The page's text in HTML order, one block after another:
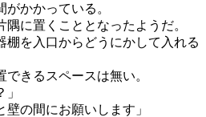
かかっている。
に置くこととなったようだ。
棚を入口からどうにかして入れる
きるスペースは無い。
壁の間にお願いします」